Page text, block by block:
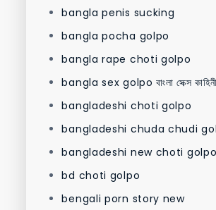
bangla penis sucking
bangla pocha golpo
bangla rape choti golpo
bangla sex golpo বাংলা সেক্স কাহিনী
bangladeshi choti golpo
bangladeshi chuda chudi
bangladeshi new choti golpo
bd choti golpo
bengali porn story new